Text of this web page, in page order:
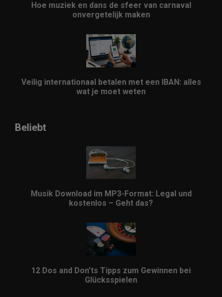
Hoe muziek en dans de sfeer van carnaval
onvergetelijk maken
Veilig internationaal betalen met een IBAN: alles
wat je moet weten
Beliebt
Musik Download im MP3-Format: Legal und
kostenlos – Geht das?
12 Dos and Don’ts Tipps zum Gewinnen bei
Glücksspielen